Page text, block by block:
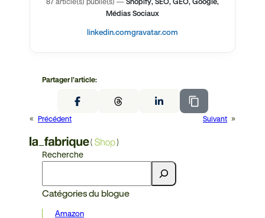
Médias Sociaux
linkedin.comgravatar.com
Partager l’article:
« Précédent Suivant »
Recherche
Catégories du blogue
Amazon